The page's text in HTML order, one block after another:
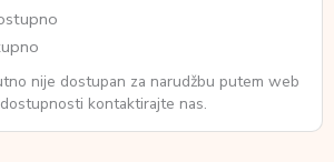
nije dostupan za narudžbu putem web
kontaktirajte nas.